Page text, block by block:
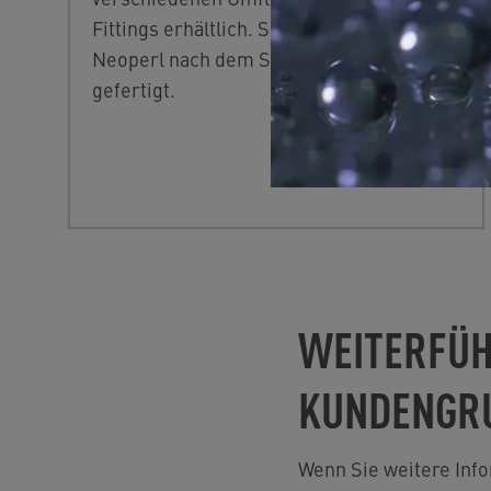
Fittings erhältlich. Sie werden bei
Neoperl nach dem Standard EN 13618
gefertigt.
Wenn Sie weitere